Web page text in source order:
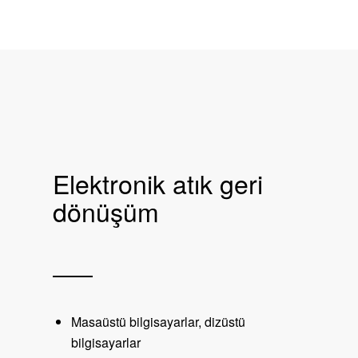
Elektronik atık geri
dönüşüm
Masaüstü bilgisayarlar, dizüstü
bilgisayarlar